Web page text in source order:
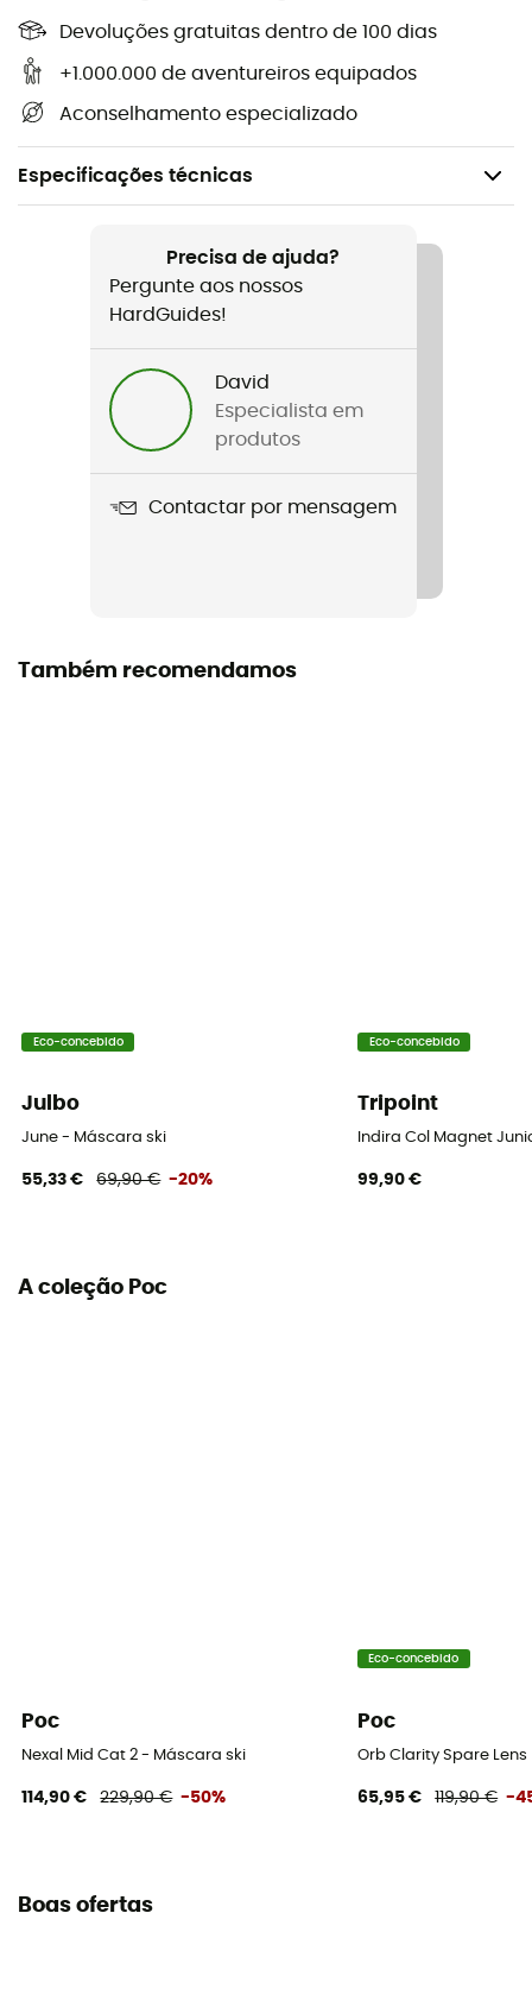
Devoluções gratuitas dentro de 100 dias
+1.000.000 de aventureiros equipados
Aconselhamento especializado
Especificações técnicas
Ski alpino / Ski freeride
Nome do produto
Lente dupla
Sobre os óculos (OTG)
Precisa de ajuda?
Pergunte aos nossos
HardGuides!
David
Especialista em
produtos
Contactar por mensagem
Também recomendamos
Eco-concebido
Julbo
June - Máscara ski
55,33 € 69,90 € -20%
Eco-concebido
Tripoint
Indira Col Magnet
99,90 €
A coleção Poc
Poc
Nexal Mid Cat 2 - Máscara ski
114,90 € 229,90 € -50%
Eco-concebido
Poc
Orb Clarity Spare Lens
65,95 € 119,90 € -
Boas ofertas